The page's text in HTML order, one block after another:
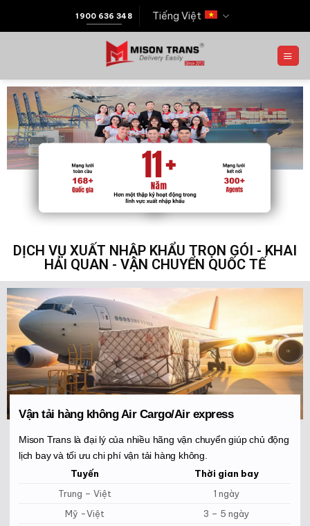
1900 636 348 Tiếng Việt
DỊCH VỤ XUẤT NHẬP KHẨU TRỌN GÓI - KHAI
HẢI QUAN - VẬN CHUYỂN QUỐC TẾ
Vận tải hàng không Air Cargo/Air express
Mison Trans là đại lý của nhiều hãng vận chuyển giúp chủ động
lịch bay và tối ưu chi phí vận tải hàng không.
Tuyến
Thời gian bay
Trung – Việt
1 ngày
Mỹ -Việt
3 – 5 ngày